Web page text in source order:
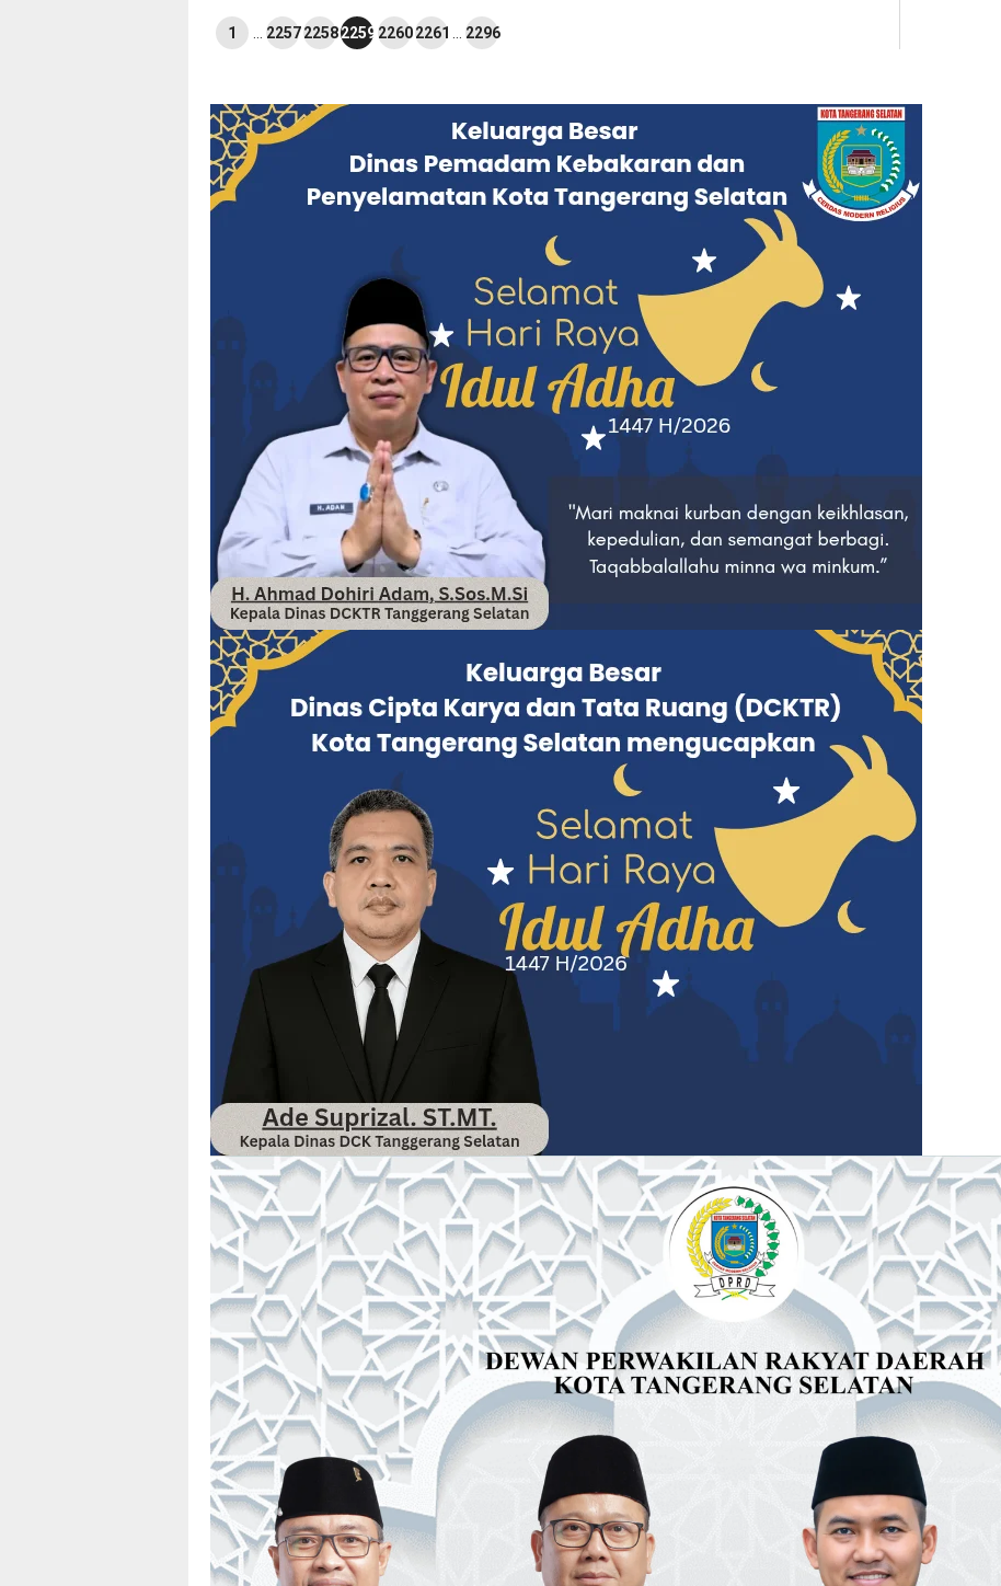
1 225722582259 22602261 2296